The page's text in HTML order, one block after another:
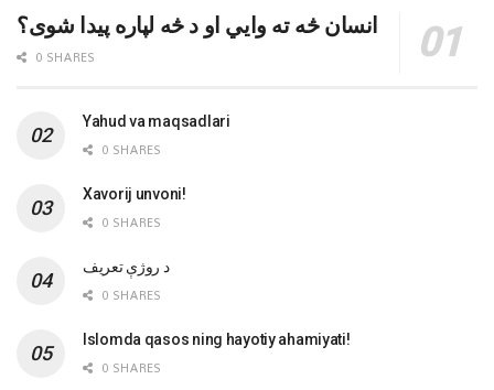
انسان څه ته وایي او د څه لپاره پیدا شوی؟
0 SHARES
Yahud va maqsadlari
0 SHARES
Xavorij unvoni!
0 SHARES
‌د روژې تعریف
0 SHARES
Islomda qasos ning hayotiy ahamiyati!
0 SHARES